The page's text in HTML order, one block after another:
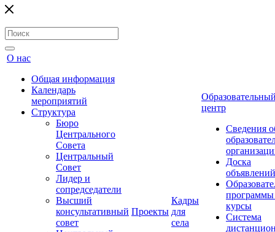
О нас
Общая информация
Календарь
мероприятий
Структура
Бюро
Центрального
Совета
Центральный
Совет
Лидер и
сопредседатели
Высший
консультативный
совет
Проекты
Кадры
для
села
центр
Сведения
Доска
объявлений
курсы
Система